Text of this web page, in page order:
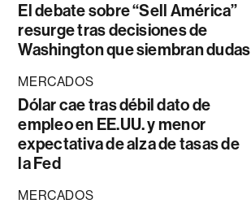
El debate sobre “Sell América”
resurge tras decisiones de
Washington que siembran dudas
MERCADOS
Dólar cae tras débil dato de
empleo en EE.UU. y menor
expectativa de alza de tasas de
la Fed
MERCADOS